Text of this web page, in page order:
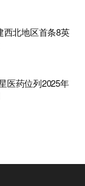
西北地区首条8英
医药位列2025年